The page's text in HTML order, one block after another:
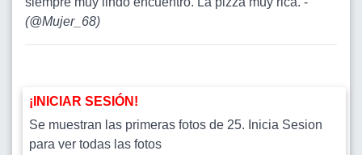
(@Mujer_68)
¡INICIAR SESIÓN!
Se muestran las primeras fotos de 25. Inicia Sesion
para ver todas las fotos